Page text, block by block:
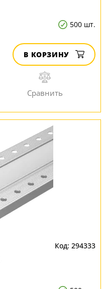
500 шт.
В КОРЗИНУ
294333